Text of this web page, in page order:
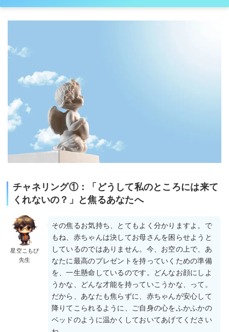
チャネリング①：「どうして私のところには来て
くれないの？」と焦るあなたへ
星空こもぴ
先生
その焦るお気持ち、とてもよく分かりますよ。で
もね、赤ちゃんは決してお母さんを困らせようと
しているのではありません。今、お空の上で、あ
なたに最高のプレゼントを持っていくための準備
を、一生懸命しているのです。どんなお顔にしよ
うかな、どんな才能を持っていこうかな、って。
だから、あなたも焦らずに、赤ちゃんが安心して
降りてこられるように、ご自身の心をふかふかの
ベッドのように温かくしておいてあげてください